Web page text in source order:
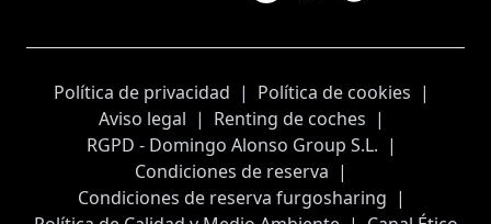
Política de privacidad | Política de cookies |
Aviso legal | Renting de coches |
RGPD - Domingo Alonso Group S.L. |
Condiciones de reserva |
Condiciones de reserva furgosharing |